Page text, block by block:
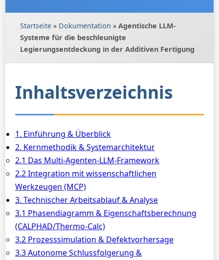
Startseite » Dokumentation » Agentische LLM-
Systeme für die beschleunigte
Legierungsentdeckung in der Additiven Fertigung
Inhaltsverzeichnis
1. Einführung & Überblick
2. Kernmethodik & Systemarchitektur
2.1 Das Multi-Agenten-LLM-Framework
2.2 Integration mit wissenschaftlichen
Werkzeugen (MCP)
3. Technischer Arbeitsablauf & Analyse
3.1 Phasendiagramm & Eigenschaftsberechnung
(CALPHAD/Thermo-Calc)
3.2 Prozesssimulation & Defektvorhersage
3.3 Autonome Schlussfolgerung &